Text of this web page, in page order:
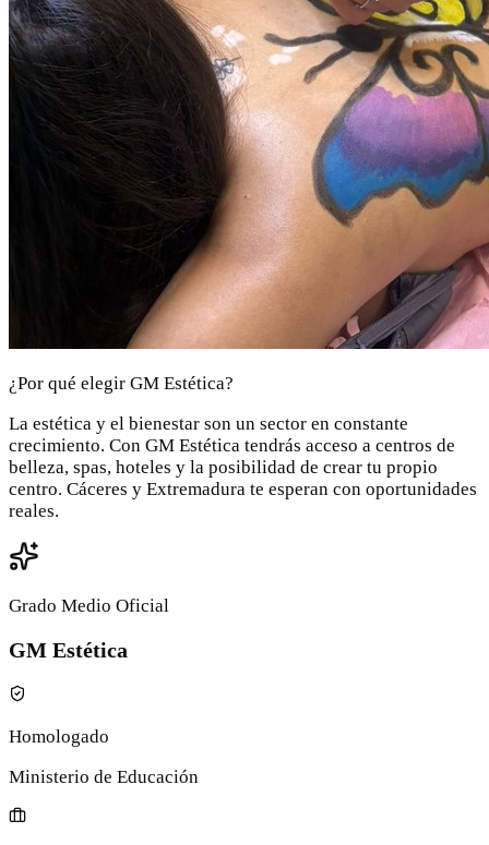
¿Por qué elegir GM Estética?
La estética y el bienestar son un sector en constante
crecimiento. Con GM Estética tendrás acceso a centros de
belleza, spas, hoteles y la posibilidad de crear tu propio
centro. Cáceres y Extremadura te esperan con oportunidades
reales.
Grado Medio Oficial
GM Estética
Homologado
Ministerio de Educación